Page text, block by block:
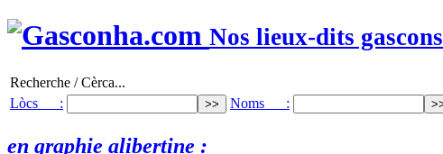
Nos lieux-dits gascons
Recherche / Cèrca...
Lòcs :
Noms :
en graphie alibertine :